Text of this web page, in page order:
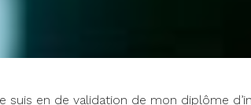
suis en de validation de mon diplôme